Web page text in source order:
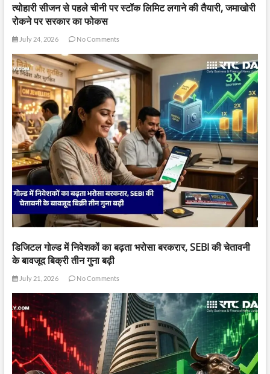
त्योहारी सीजन से पहले चीनी पर स्टॉक लिमिट लगाने की तैयारी, जमाखोरी
रोकने पर सरकार का फोकस
July 24, 2026 No Comments
डिजिटल गोल्ड में निवेशकों का बढ़ता भरोसा बरकरार, SEBI की चेतावनी
के बावजूद बिक्री तीन गुना बढ़ी
July 21, 2026 No Comments